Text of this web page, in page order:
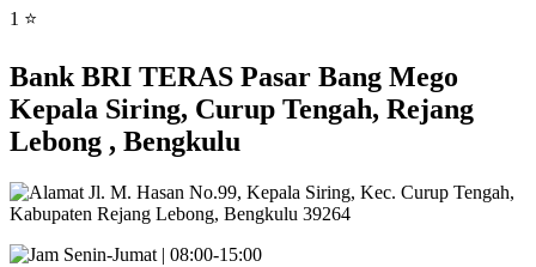
1 ⭐
Bank BRI TERAS Pasar Bang Mego
Kepala Siring, Curup Tengah, Rejang
Lebong , Bengkulu
Jl. M. Hasan No.99, Kepala Siring, Kec. Curup Tengah,
Kabupaten Rejang Lebong, Bengkulu 39264
Senin-Jumat | 08:00-15:00